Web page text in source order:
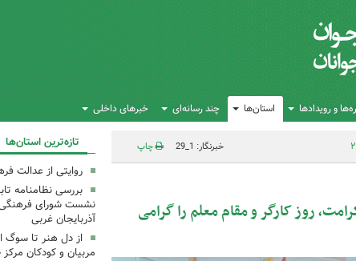
و رویدادها استان‌ها چند رسانه‌ای خبرهای داخلی
خبرنگار: 1_29 چاپ
روز کارگر و مقام معلم را گرامی
تازه‌ترین استان‌ها
روایتی از عدالت
بررسی نظامنامه
نشست شورای
آذربایجان غربی
از دل هنر تا سوگ
مربیان و کودکان